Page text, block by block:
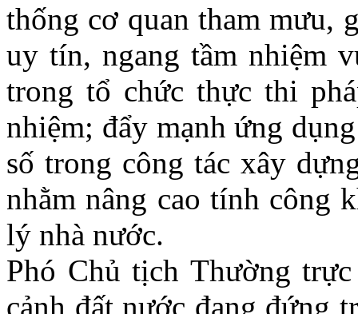
thống cơ quan tham mưu,
uy tín, ngang tầm nhiệm
trong tổ chức thực thi
nhiệm; đẩy mạnh ứng
số trong công tác xây
nhằm nâng cao tính công
lý nhà nước.
Phó Chủ tịch Thường
cảnh đất nước đang đứng